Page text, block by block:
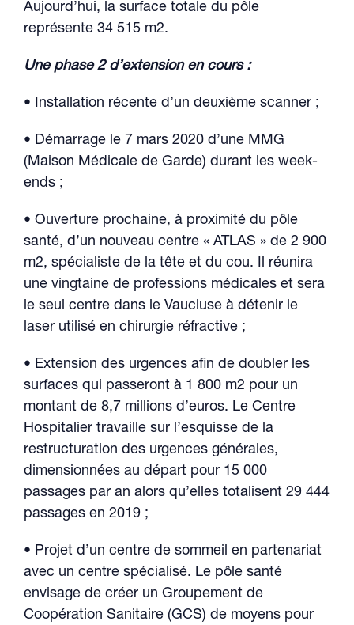
Aujourd’hui, la surface totale du pôle
représente 34 515 m2.
Une phase 2 d’extension en cours :
• Installation récente d’un deuxième scanner ;
• Démarrage le 7 mars 2020 d’une MMG
(Maison Médicale de Garde) durant les week-
ends ;
• Ouverture prochaine, à proximité du pôle
santé, d’un nouveau centre « ATLAS » de 2 900
m2, spécialiste de la tête et du cou. Il réunira
une vingtaine de professions médicales et sera
le seul centre dans le Vaucluse à détenir le
laser utilisé en chirurgie réfractive ;
• Extension des urgences afin de doubler les
surfaces qui passeront à 1 800 m2 pour un
montant de 8,7 millions d’euros. Le Centre
Hospitalier travaille sur l’esquisse de la
restructuration des urgences générales,
dimensionnées au départ pour 15 000
passages par an alors qu’elles totalisent 29 444
passages en 2019 ;
• Projet d’un centre de sommeil en partenariat
avec un centre spécialisé. Le pôle santé
envisage de créer un Groupement de
Coopération Sanitaire (GCS) de moyens pour